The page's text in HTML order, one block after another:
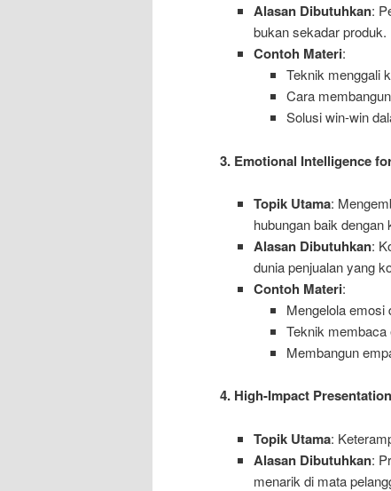
Alasan Dibutuhkan:
bukan sekadar produk.
Contoh Materi:
Teknik menggali
Cara
Solusi win-win
3. Emotional Intelligence
Topik Utama:
hubungan baik dengan
Alasan Dibutuhkan:
dunia penjualan yang
Contoh Materi:
Mengelola emosi
Teknik membaca
Membangun
4. High-Impact
Topik Utama:
Alasan Dibutuhkan:
menarik di mata